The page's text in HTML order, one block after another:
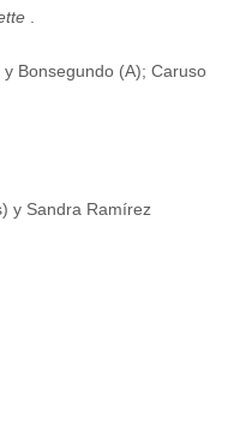
Bonsegundo (A); Caruso
y Sandra Ramírez